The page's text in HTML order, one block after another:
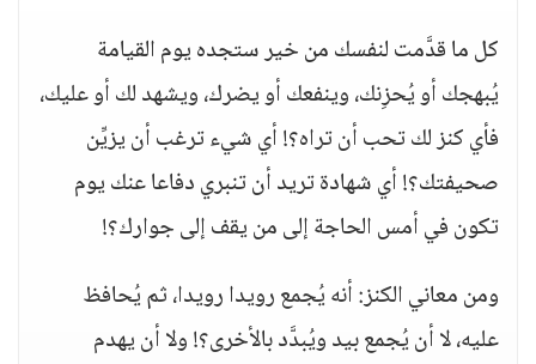
كل ما قدَّمت لنفسك من خير ستجده يوم القيامة
يُبهجك أو يُحزِنك، وينفعك أو يضرك، ويشهد لك أو عليك،
فأي كنز لك تحب أن تراه؟! أي شيء ترغب أن يزيِّن
صحيفتك؟! أي شهادة تريد أن تنبري دفاعا عنك يوم
تكون في أمس الحاجة إلى من يقف إلى جوارك؟!
ومن معاني الكنز: أنه يُجمع رويدا رويدا، ثم يُحافظ
عليه، لا أن يُجمع بيد ويُبدَّد بالأخرى؟! ولا أن يهدم